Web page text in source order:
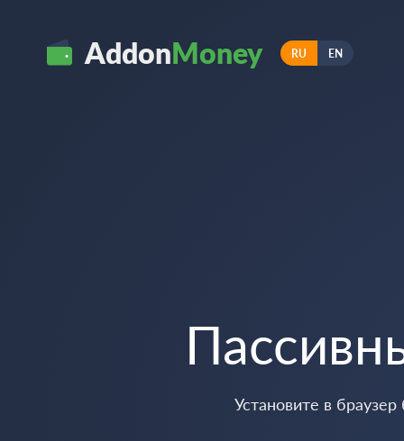
AddonMoney RU EN
Установите в